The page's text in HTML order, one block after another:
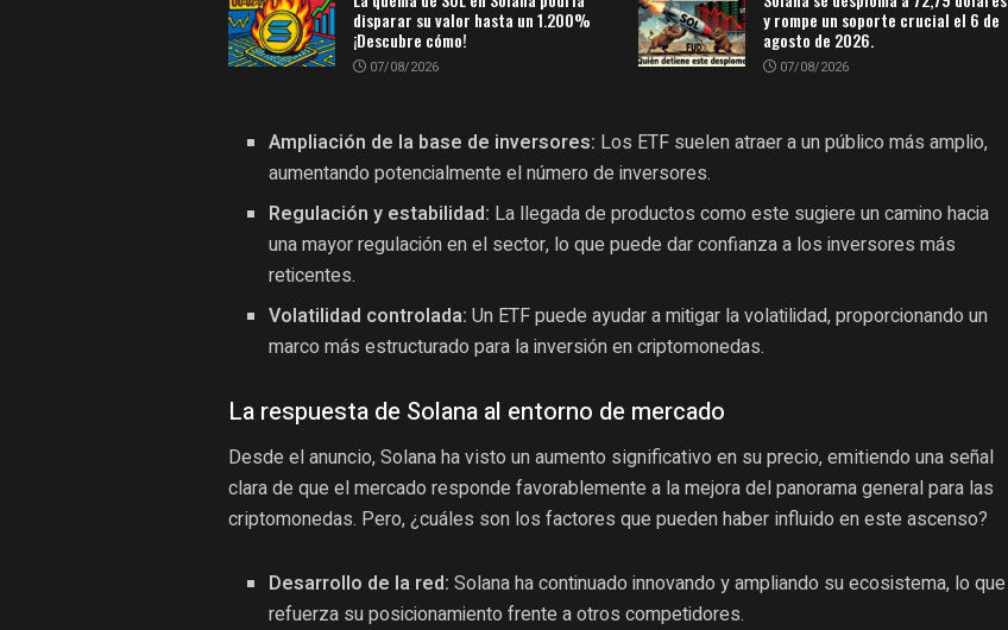
disparar su valor hasta un 1.200%
¡Descubre cómo!
07/08/2026
y rompe un soporte crucial el 6 de
agosto de 2026.
07/08/2026
Ampliación de la base de inversores: Los ETF suelen atraer a un público más amplio,
aumentando potencialmente el número de inversores.
Regulación y estabilidad: La llegada de productos como este sugiere un camino hacia
una mayor regulación en el sector, lo que puede dar confianza a los inversores más
reticentes.
Volatilidad controlada: Un ETF puede ayudar a mitigar la volatilidad, proporcionando un
marco más estructurado para la inversión en criptomonedas.
La respuesta de Solana al entorno de mercado
Desde el anuncio, Solana ha visto un aumento significativo en su precio, emitiendo una señal
clara de que el mercado responde favorablemente a la mejora del panorama general para las
criptomonedas. Pero, ¿cuáles son los factores que pueden haber influido en este ascenso?
Desarrollo de la red: Solana ha continuado innovando y ampliando su ecosistema, lo que
refuerza su posicionamiento frente a otros competidores.